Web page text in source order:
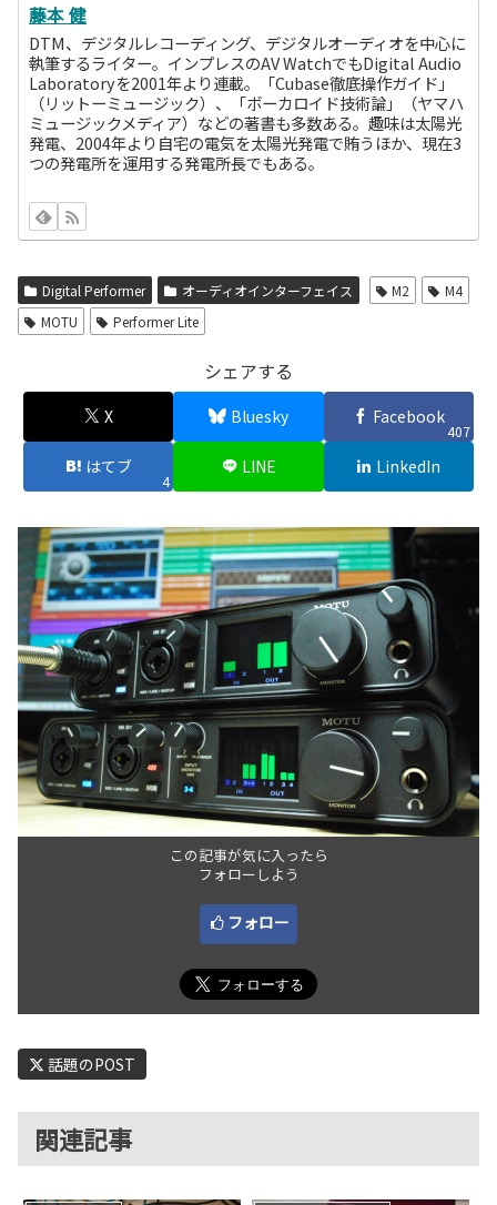
藤本 健
DTM、デジタルレコーディング、デジタルオーディオを中心に
執筆するライター。インプレスのAV WatchでもDigital Audio
Laboratoryを2001年より連載。「Cubase徹底操作ガイド」
（リットーミュージック）、「ボーカロイド技術論」（ヤマハ
ミュージックメディア）などの著書も多数ある。趣味は太陽光
発電、2004年より自宅の電気を太陽光発電で賄うほか、現在3
つの発電所を運用する発電所長でもある。
Digital Performer オーディオインターフェイス M2
M4
MOTU
Performer Lite
シェアする
X Bluesky Facebook
407
はてブ
4
LINE LinkedIn
この記事が気に入ったら
フォローしよう
フォロー
話題のPOST
関連記事